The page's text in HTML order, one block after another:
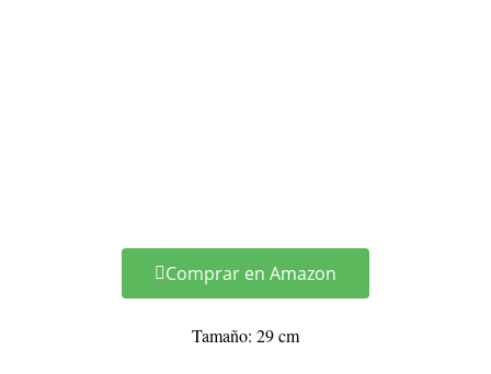
Comprar en Amazon
Tamaño: 29 cm